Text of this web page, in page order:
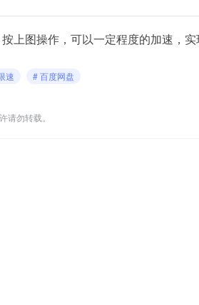
上图操作，可以一定程度的加速，
速 # 百度网盘
请勿转载。